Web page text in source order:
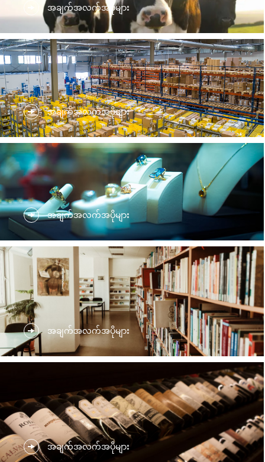
အချက်အလက်အပိုများ
အချက်အလက်အပိုများ
အချက်အလက်အပိုများ
အချက်အလက်အပိုများ
အချက်အလက်အပိုများ